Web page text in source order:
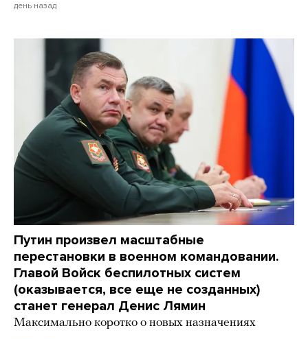
день назад
Путин произвел масштабные
перестановки в военном командовании.
Главой Войск беспилотных систем
(оказывается, все еще не созданных)
станет генерал Денис Лямин
Максимально коротко о новых назначениях